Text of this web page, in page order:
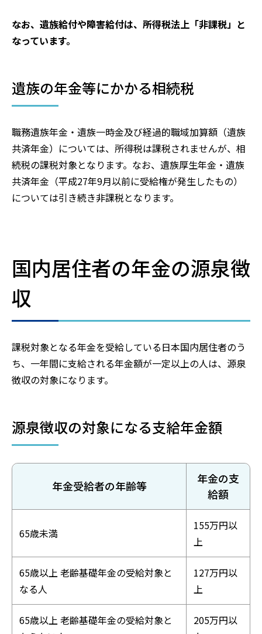
なお、遺族給付や障害給付は、所得税法上「非課税」と
なっています。
遺族の年金等にかかる相続税
職務遺族年金・遺族一時金及び経過的職域加算額（遺族
共済年金）については、所得税は課税されませんが、相
続税の課税対象となります。なお、遺族厚生年金・遺族
共済年金（平成27年9月以前に受給権が発生したもの）
については引き続き非課税となります。
国内居住者の年金の源泉徴
収
課税対象となる年金を受給している日本国内居住者のう
ち、一年間に支給される年金額が一定以上の人は、源泉
徴収の対象になります。
源泉徴収の対象になる支給年金額
年金受給者の年齢等
年金の支
給額
65歳未満
155万円以
上
65歳以上 老齢基礎年金の受給対象と
なる人
127万円以
上
65歳以上 老齢基礎年金の受給対象と
205万円以